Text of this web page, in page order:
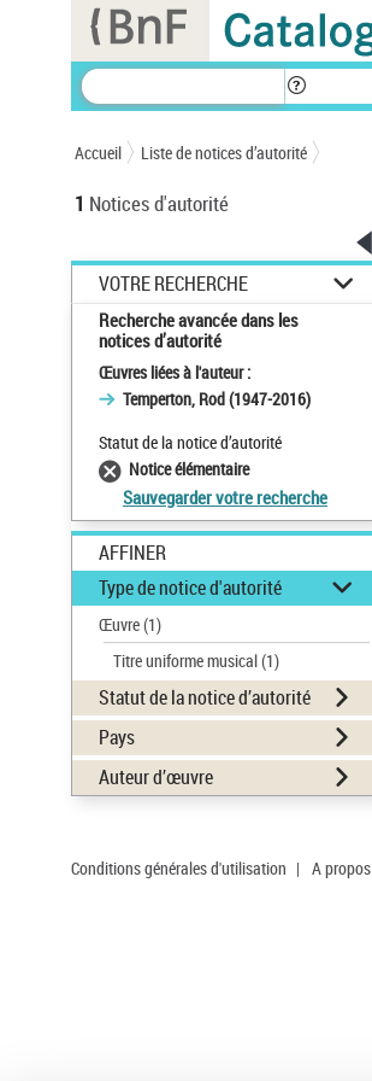
Accueil Liste de notices d’autorité
1 Notices d'autorité
VOTRE RECHERCHE
Recherche avancée dans les
notices d’autorité
Œuvres liées à l'auteur :
Temperton, Rod (1947-2016)
Statut de la notice d’autorité
Notice élémentaire
Sauvegarder votre recherche
AFFINER
Type de notice d'autorité
Œuvre(1)
Titre uniforme musical(1)
Statut de la notice d’autorité
Pays
Auteur d’œuvre
Conditions générales d'utilisation | A propos
Panneau de gestion des cookies